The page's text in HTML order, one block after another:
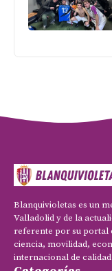
Blanquivioletas es un
Valladolid y de la
referente por su portal
ciencia, movilidad,
internacional de